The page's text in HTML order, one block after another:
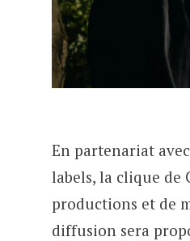
En partenariat
labels, la clique de
productions et de
diffusion sera